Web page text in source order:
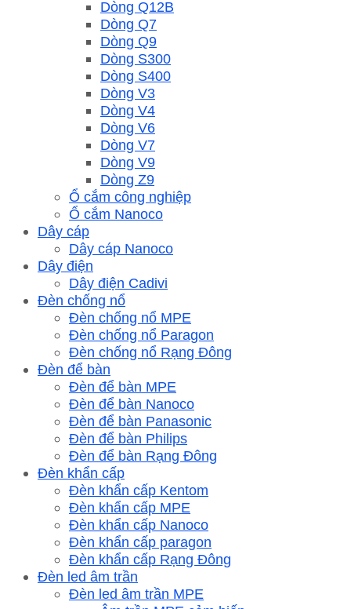
Dòng Q12B
Dòng Q7
Dòng Q9
Dòng S300
Dòng S400
Dòng V3
Dòng V4
Dòng V6
Dòng V7
Dòng V9
Dòng Z9
Ổ cắm công nghiệp
Ổ cắm Nanoco
Dây cáp
Dây cáp Nanoco
Dây điện
Dây điện Cadivi
Đèn chống nổ
Đèn chống nổ MPE
Đèn chống nổ Paragon
Đèn chống nổ Rạng Đông
Đèn để bàn
Đèn để bàn MPE
Đèn để bàn Nanoco
Đèn để bàn Panasonic
Đèn để bàn Philips
Đèn để bàn Rạng Đông
Đèn khẩn cấp
Đèn khẩn cấp Kentom
Đèn khẩn cấp MPE
Đèn khẩn cấp Nanoco
Đèn khẩn cấp paragon
Đèn khẩn cấp Rạng Đông
Đèn led âm trần
Đèn led âm trần MPE